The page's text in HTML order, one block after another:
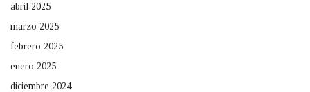
abril 2025
marzo 2025
febrero 2025
enero 2025
diciembre 2024